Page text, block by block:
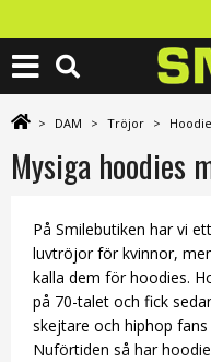
> DAM > Tröjor >
Mysiga hoodies
På Smilebutiken har vi
luvtröjor för kvinnor,
kalla dem för hoodies.
på 70-talet och fick
skejtare och hiphop
Nuförtiden så har